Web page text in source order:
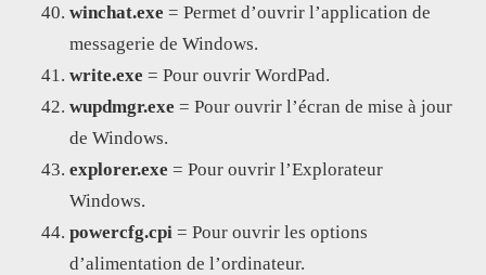
winchat.exe = Permet d’ouvrir l’application de
messagerie de Windows.
write.exe = Pour ouvrir WordPad.
wupdmgr.exe = Pour ouvrir l’écran de mise à jour
de Windows.
explorer.exe = Pour ouvrir l’Explorateur
Windows.
powercfg.cpi = Pour ouvrir les options
d’alimentation de l’ordinateur.